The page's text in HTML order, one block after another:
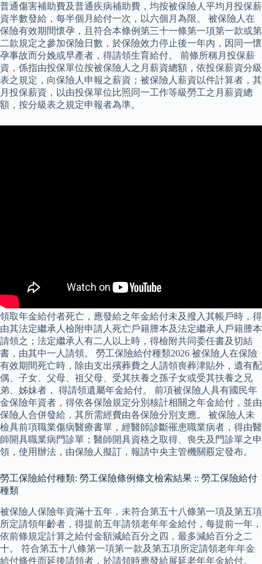
普通傷害補助費及普通疾病補助費，均按被保險人平均月投保薪
資半數發給，每半個月給付一次，以六個月為限。 被保險人在
保險有效期間懷孕，且符合本條例第三十一條第一項第一款或第
二款規定之參加保險日數，於保險效力停止後一年內，因同一懷
孕事故而分娩或早產者，得請領生育給付。 前條所稱月投保薪
資，係指由投保單位按被保險人之月薪資總額，依投保薪資分級
表之規定，向保險人申報之薪資；被保險人薪資以件計算者，其
月投保薪資，以由投保單位比照同一工作等級勞工之月薪資總
額，按分級表之規定申報者為準。
領取年金給付者死亡，應發給之年金給付未及撥入其帳戶時，得
由其法定繼承人檢附申請人死亡戶籍謄本及法定繼承人戶籍謄本
請領之；法定繼承人有二人以上時，得檢附共同委任書及切結
書，由其中一人請領。 勞工保險給付種類2026 被保險人在保險
有效期間死亡時，除由支出殯葬費之人請領喪葬津貼外，遺有配
偶、子女、父母、祖父母、受其扶養之孫子女或受其扶養之兄
弟、姊妹者， 得請領遺屬年金給付。 前項被保險人具有國民年
金保險年資者，得依各保險規定分別核計相關之年金給付，並由
保險人合併發給，其所需經費由各保險分別支應。 被保險人未
檢具前項職業傷病醫療書單，經醫師診斷罹患職業病者，得由醫
師開具職業病門診單；醫師開具資格之取得、喪失及門診單之申
領，使用辦法，由保險人擬訂，報請中央主管機關覈定發布。
勞工保險給付種類: 勞工保險條例條文檢索結果 :: 勞工保險給付
種類
被保險人保險年資滿十五年，未符合第五十八條第一項及第五項
所定請領年齡者，得提前五年請領老年年金給付，每提前一年，
依前條規定計算之給付金額減給百分之四，最多減給百分之二
十。 符合第五十八條第一項第一款及第五項所定請領老年年金
給付條件而延後請領者，於請領時應發給展延老年年金給付。